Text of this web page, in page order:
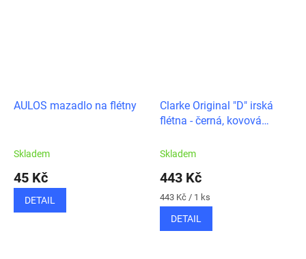
AULOS mazadlo na flétny
Skladem
45 Kč
DETAIL
Clarke Original "D" irská
flétna - černá, kovová
vložkou
Skladem
443 Kč
Měrná
cena:
443 Kč / 1 ks
DETAIL